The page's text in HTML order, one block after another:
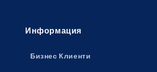
Информация
Бизнес Клиенти